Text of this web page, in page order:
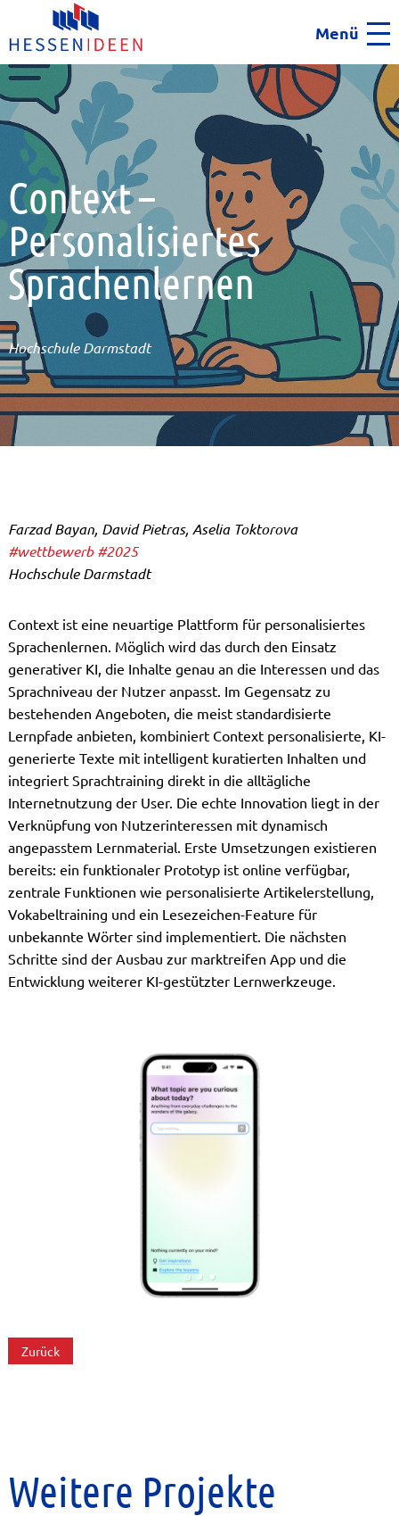
Menü
Context –
Personalisiertes
Sprachenlernen
Hochschule Darmstadt
Farzad Bayan, David Pietras, Aselia Toktorova
#wettbewerb #2025
Hochschule Darmstadt
Context ist eine neuartige Plattform für personalisiertes
Sprachenlernen. Möglich wird das durch den Einsatz
generativer KI, die Inhalte genau an die Interessen und das
Sprachniveau der Nutzer anpasst. Im Gegensatz zu
bestehenden Angeboten, die meist standardisierte
Lernpfade anbieten, kombiniert Context personalisierte, KI-
generierte Texte mit intelligent kuratierten Inhalten und
integriert Sprachtraining direkt in die alltägliche
Internetnutzung der User. Die echte Innovation liegt in der
Verknüpfung von Nutzerinteressen mit dynamisch
angepasstem Lernmaterial. Erste Umsetzungen existieren
bereits: ein funktionaler Prototyp ist online verfügbar,
zentrale Funktionen wie personalisierte Artikelerstellung,
Vokabeltraining und ein Lesezeichen-Feature für
unbekannte Wörter sind implementiert. Die nächsten
Schritte sind der Ausbau zur marktreifen App und die
Entwicklung weiterer KI-gestützter Lernwerkzeuge.
Zurück
Weitere Projekte